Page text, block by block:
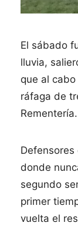
El sábado
lluvia,
que al
ráfaga de
Rementería.
donde
segundo
primer
vuelta el